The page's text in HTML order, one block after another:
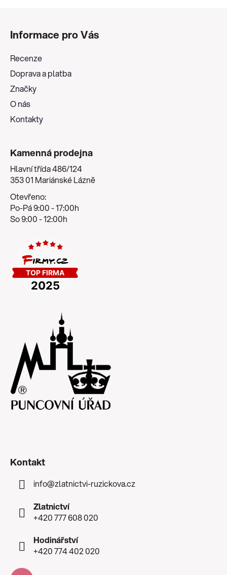
Informace pro Vás
Recenze
Doprava a platba
Značky
O nás
Kontakty
Kamenná prodejna
Hlavní třída 486/124
353 01 Mariánské Lázně
Otevřeno:
Po-Pá 9:00 - 17:00h
So 9:00 - 12:00h
Kontakt
info@zlatnictvi-ruzickova.cz
Zlatnictví
+420 777 608 020
Hodinářství
+420 774 402 020